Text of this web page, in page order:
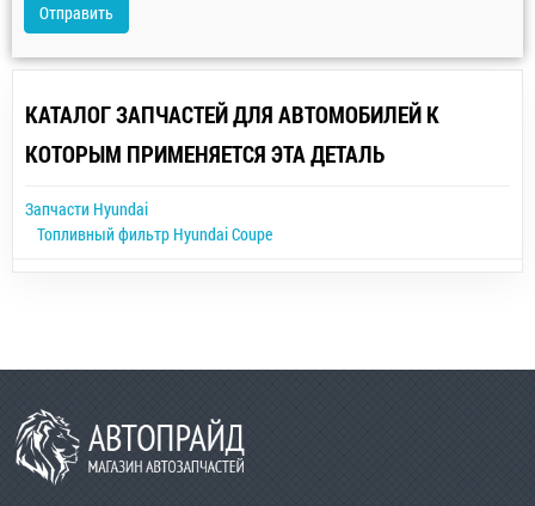
Отправить
КАТАЛОГ ЗАПЧАСТЕЙ ДЛЯ АВТОМОБИЛЕЙ К
КОТОРЫМ ПРИМЕНЯЕТСЯ ЭТА ДЕТАЛЬ
Запчасти Hyundai
Топливный фильтр Hyundai Coupe